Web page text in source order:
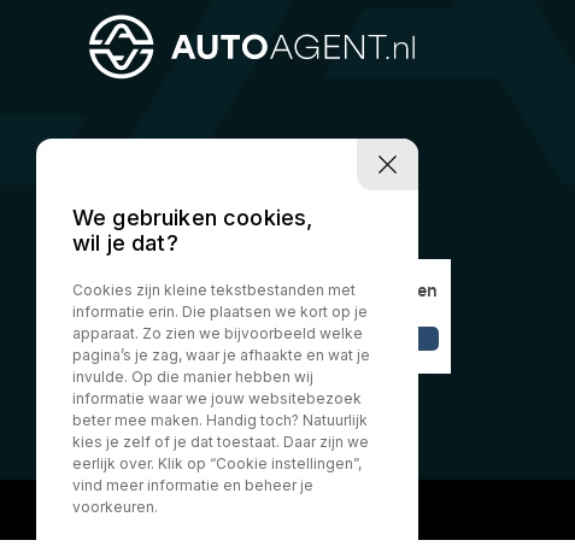
We gebruiken cookies,
wil je dat?
Cookies zijn kleine tekstbestanden met
informatie erin. Die plaatsen we kort op je
apparaat. Zo zien we bijvoorbeeld welke
pagina’s je zag, waar je afhaakte en wat je
invulde. Op die manier hebben wij
informatie waar we jouw websitebezoek
beter mee maken. Handig toch? Natuurlijk
kies je zelf of je dat toestaat. Daar zijn we
eerlijk over. Klik op “Cookie instellingen”,
vind meer informatie en beheer je
voorkeuren.